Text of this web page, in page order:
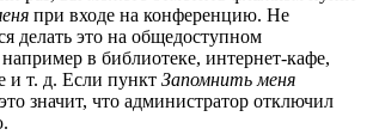
при входе на конференцию. Не
делать это на общедоступном
в библиотеке, интернет-кафе,
и т. д. Если пункт Запомнить меня
значит, что администратор отключил